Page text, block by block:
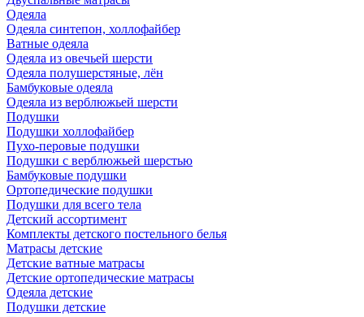
Одеяла
Одеяла синтепон, холлофайбер
Ватные одеяла
Одеяла из овечьей шерсти
Одеяла полушерстяные, лён
Бамбуковые одеяла
Одеяла из верблюжьей шерсти
Подушки
Подушки холлофайбер
Пухо-перовые подушки
Подушки с верблюжьей шерстью
Бамбуковые подушки
Ортопедические подушки
Подушки для всего тела
Детский ассортимент
Комплекты детского постельного белья
Матрасы детские
Детские ватные матрасы
Детские ортопедические матрасы
Одеяла детские
Подушки детские